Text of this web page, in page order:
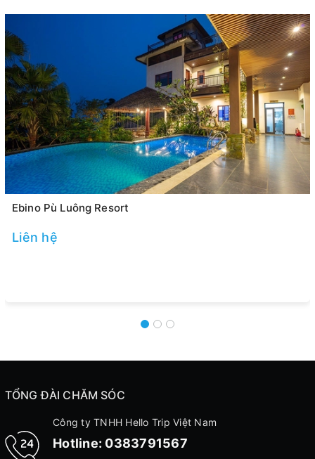
Ebino Pù Luông Resort
Liên hệ
TỔNG ĐÀI CHĂM SÓC
Công ty TNHH Hello Trip Việt Nam
Hotline: 0383791567